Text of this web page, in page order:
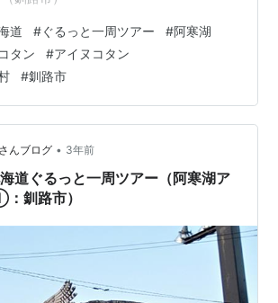
道 #ぐるっと一周ツアー #阿寒湖
タン #アイヌコタン
#釧路市
んブログ • 3年前
道ぐるっと一周ツアー（阿寒湖ア
釧路市）